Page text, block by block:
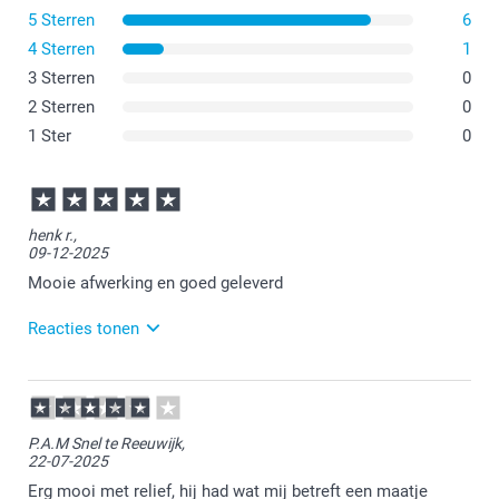
Glinsterend Zilver
Glinsterend Wit
Enveloppe met puntklep
30 - 49 1,49
50+ 1,39
5 Sterren
6
4 Sterren
1
3 Sterren
0
2 Sterren
0
1 Ster
0
henk r.,
09-12-2025
Mooie afwerking en goed geleverd
Reacties tonen
09-12-2025
16:07
Bedankt voor je review. Wat leuk om te horen dat je
tevreden bent. Heel veel plezier van je fotokaarten en
we zien je graag nog eens terug.
P.A.M Snel te Reeuwijk,
22-07-2025
Erg mooi met relief, hij had wat mij betreft een maatje